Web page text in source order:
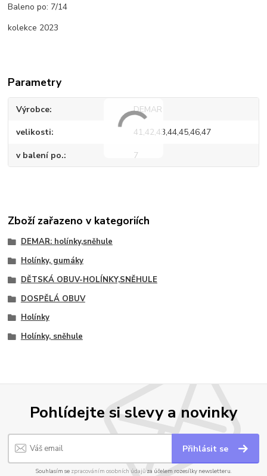
Baleno po: 7/14
kolekce 2023
Parametry
Výrobce DEMAR
velikosti 41,42,43,44,45,46,47
v balení po. 7
Zboží zařazeno v kategoriích
DEMAR: holínky,sněhule
Holínky, gumáky
DĚTSKÁ OBUV-HOLÍNKY,SNĚHULE
DOSPĚLÁ OBUV
Holínky
Holínky, sněhule
Pohlídejte si slevy a novinky
Přihlásit se
Souhlasím se zpracováním osobních údajůza účelem rozesílky newsletteru.